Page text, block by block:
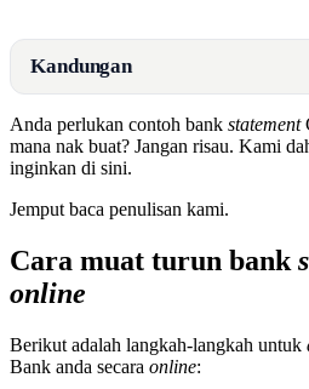
Kandungan
Anda perlukan contoh bank statement
mana nak buat? Jangan risau. Kami
inginkan di sini.
Jemput baca penulisan kami.
Cara muat turun bank
online
Berikut adalah langkah-langkah untuk
Bank anda secara online: